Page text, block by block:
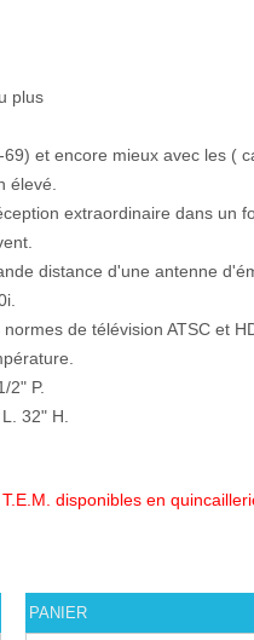
plus
et encore mieux avec les (
élevé.
extraordinaire dans un
distance d'une antenne
de télévision ATSC et
2" P.
32" H.
disponibles en
PANIER